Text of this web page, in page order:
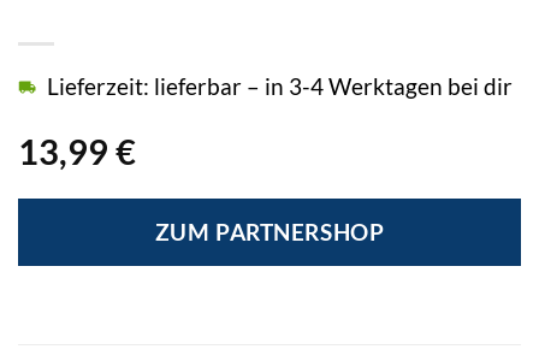
13,99 €
Lieferzeit: lieferbar – in 3-4 Werktagen bei dir
ZUM PARTNERSHOP